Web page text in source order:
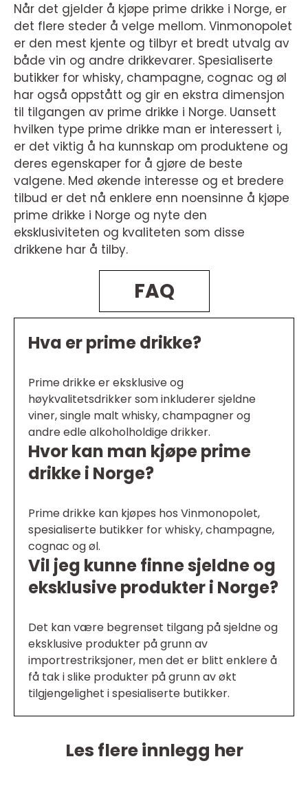
Når det gjelder å kjøpe prime drikke i Norge, er
det flere steder å velge mellom. Vinmonopolet
er den mest kjente og tilbyr et bredt utvalg av
både vin og andre drikkevarer. Spesialiserte
butikker for whisky, champagne, cognac og øl
har også oppstått og gir en ekstra dimensjon
til tilgangen av prime drikke i Norge. Uansett
hvilken type prime drikke man er interessert i,
er det viktig å ha kunnskap om produktene og
deres egenskaper for å gjøre de beste
valgene. Med økende interesse og et bredere
tilbud er det nå enklere enn noensinne å kjøpe
prime drikke i Norge og nyte den
eksklusiviteten og kvaliteten som disse
drikkene har å tilby.
FAQ
Hva er prime drikke?
Prime drikke er eksklusive og
høykvalitetsdrikker som inkluderer sjeldne
viner, single malt whisky, champagner og
andre edle alkoholholdige drikker.
Hvor kan man kjøpe prime
drikke i Norge?
Prime drikke kan kjøpes hos Vinmonopolet,
spesialiserte butikker for whisky, champagne,
cognac og øl.
Vil jeg kunne finne sjeldne og
eksklusive produkter i Norge?
Det kan være begrenset tilgang på sjeldne og
eksklusive produkter på grunn av
importrestriksjoner, men det er blitt enklere å
få tak i slike produkter på grunn av økt
tilgjengelighet i spesialiserte butikker.
Les flere innlegg her